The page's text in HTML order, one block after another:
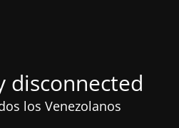
disconnected
los Venezolanos